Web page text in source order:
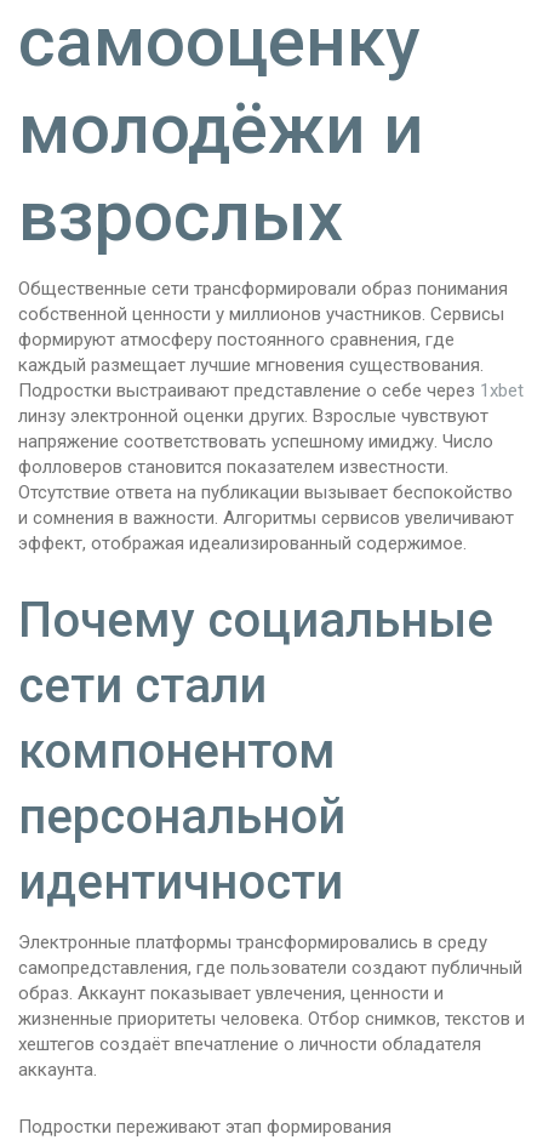
самооценку
молодёжи и
взрослых
Общественные сети трансформировали образ понимания
собственной ценности у миллионов участников. Сервисы
формируют атмосферу постоянного сравнения, где
каждый размещает лучшие мгновения существования.
Подростки выстраивают представление о себе через 1хbet
линзу электронной оценки других. Взрослые чувствуют
напряжение соответствовать успешному имиджу. Число
фолловеров становится показателем известности.
Отсутствие ответа на публикации вызывает беспокойство
и сомнения в важности. Алгоритмы сервисов увеличивают
эффект, отображая идеализированный содержимое.
Почему социальные
сети стали
компонентом
персональной
идентичности
Электронные платформы трансформировались в среду
самопредставления, где пользователи создают публичный
образ. Аккаунт показывает увлечения, ценности и
жизненные приоритеты человека. Отбор снимков, текстов и
хештегов создаёт впечатление о личности обладателя
аккаунта.
Подростки переживают этап формирования